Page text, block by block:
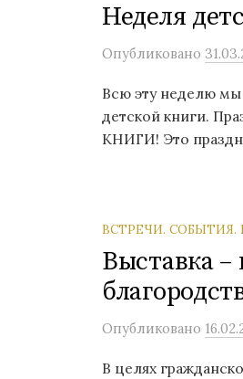
Неделя
Опубликовано
Всю эту неделю
детской книги.
КНИГИ! Это
ВСТРЕЧИ.
Выставка –
Опубликовано
В целях